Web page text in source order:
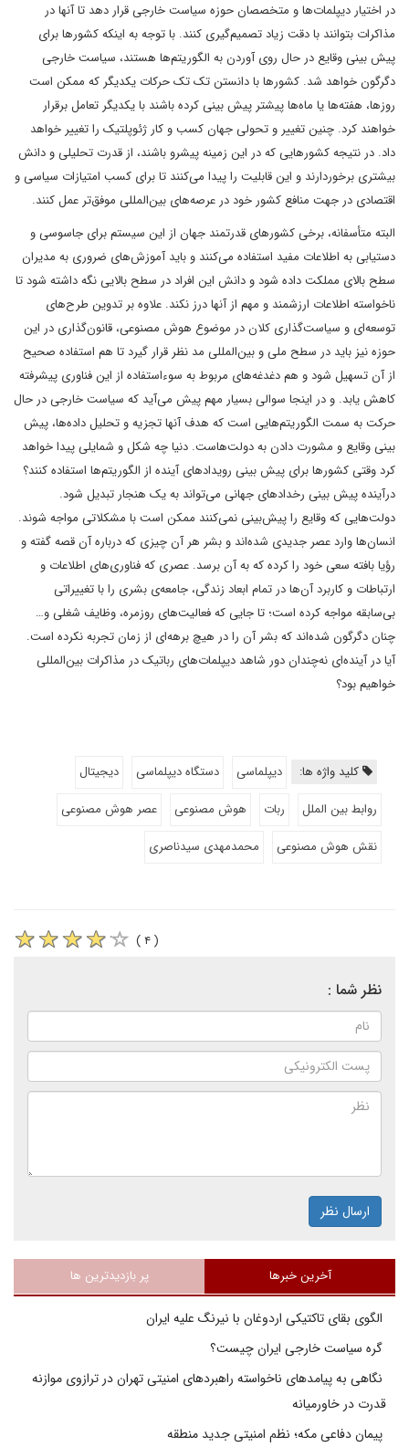
در اختیار دیپلمات‌ها و متخصصان حوزه سیاست خارجی قرار دهد تا آنها در
مذاکرات بتوانند با دقت زیاد تصمیم‌گیری کنند. با توجه به اینکه کشورها برای
پیش بینی وقایع در حال روی آوردن به الگوریتم‌ها هستند، سیاست خارجی
دگرگون خواهد شد. کشورها با دانستن تک تک حرکات یکدیگر که ممکن است
روزها، هفته‌ها یا ماه‌ها پیشتر پیش بینی کرده باشند با یکدیگر تعامل برقرار
خواهند کرد. چنین تغییر و تحولی جهان کسب و کار ژئوپلتیک را تغییر خواهد
داد. در نتیجه کشورهایی که در این زمینه پیشرو باشند، از قدرت تحلیلی و دانش
بیشتری برخوردارند و این قابلیت را پیدا می‌کنند تا برای کسب امتیازات سیاسی و
اقتصادی در جهت منافع کشور خود در عرصه‌های بین‌المللی موفق‌تر عمل کنند.
البته متأسفانه، برخی کشورهای قدرتمند جهان از این سیستم برای جاسوسی و
دستیابی به اطلاعات مفید استفاده می‌کنند و باید آموزش‌های ضروری به مدیران
سطح بالای مملکت داده شود و دانش این افراد در سطح بالایی نگه داشته شود تا
ناخواسته اطلاعات ارزشمند و مهم از آنها درز نکند. علاوه بر تدوین طرح‌های
توسعه‌ای و سیاست‌گذاری کلان در موضوع هوش مصنوعی، قانون‌گذاری در این
حوزه نیز باید در سطح ملی و بین‌المللی مد نظر قرار گیرد تا هم استفاده صحیح
از آن تسهیل شود و هم دغدغه‌های مربوط به سوءاستفاده از این فناوری پیشرفته
کاهش یابد. و در اینجا سوالی بسیار مهم پیش می‌آید که سیاست خارجی در حال
حرکت به سمت الگوریتم‌هایی است که هدف آنها تجزیه و تحلیل داده‌ها، پیش
بینی وقایع و مشورت دادن به دولت‌هاست. دنیا چه شکل و شمایلی پیدا خواهد
کرد وقتی کشورها برای پیش بینی رویدادهای آینده از الگوریتم‌ها استفاده کنند؟
درآینده پیش بینی رخدادهای جهانی می‌تواند به یک هنجار تبدیل شود.
دولت‌هایی که وقایع را پیش‌بینی نمی‌کنند ممکن است با مشکلاتی مواجه شوند.
انسان‌ها وارد عصر جدیدی شده‌اند و بشر هر آن چیزی که درباره آن قصه گفته و
رؤیا بافته سعی خود را کرده که به آن برسد. عصری که فناوری‌های اطلاعات و
ارتباطات و کاربرد آن‌ها در تمام ابعاد زندگی، جامعه‌ی بشری را با تغییراتی
بی‌سابقه مواجه کرده است؛ تا جایی که فعالیت‌های روزمره، وظایف شغلی و…
چنان دگرگون شده‌اند که بشر آن را در هیچ برهه‌ای از زمان تجربه نکرده است.
آیا در آینده‌ای نه‌چندان دور شاهد دیپلمات‌های رباتیک در مذاکرات بین‌المللی
خواهیم بود؟
کلید واژه ها: دیپلماسی دستگاه دیپلماسی
دیجیتال
روابط بین الملل
ربات هوش مصنوعی
عصر هوش مصنوعی
نقش هوش مصنوعی
محمدمهدی سیدناصری
( ۴ )
نظر شما :
ارسال نظر
آخرین خبرها پر بازدیدترین ها
الگوی بقای تاکتیکی اردوغان با نیرنگ علیه ایران
گره سیاست خارجی ایران چیست؟
نگاهی به پیامدهای ناخواسته راهبردهای امنیتی تهران در ترازوی موازنه
قدرت در خاورمیانه
پیمان دفاعی مکه؛ نظم امنیتی جدید منطقه